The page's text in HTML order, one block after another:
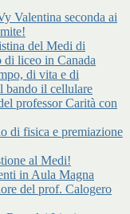
Valentina seconda ai
del Medi di
di liceo in Canada
di vita e di
bando il cellulare
professor Carità con
di fisica e premiazione
al Medi!
in Aula Magna
del prof. Calogero